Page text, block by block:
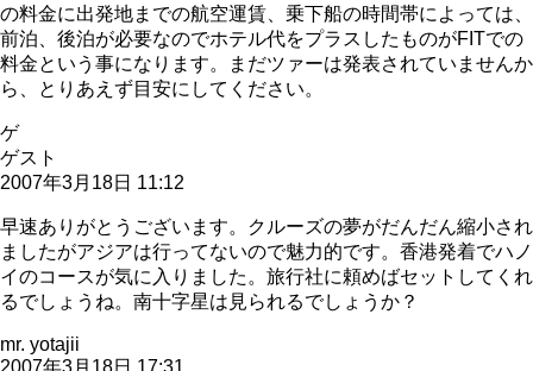
の料金に出発地までの航空運賃、乗下船の時間帯によっては、
前泊、後泊が必要なのでホテル代をプラスしたものがFITでの
料金という事になります。まだツァーは発表されていませんか
ら、とりあえず目安にしてください。
ゲ
ゲスト
2007年3月18日 11:12
早速ありがとうございます。クルーズの夢がだんだん縮小され
ましたがアジアは行ってないので魅力的です。香港発着でハノ
イのコースが気に入りました。旅行社に頼めばセットしてくれ
るでしょうね。南十字星は見られるでしょうか？
mr. yotajii
2007年3月18日 17:31